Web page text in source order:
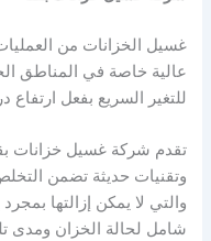
غسيل الخزانات من
عالية خاصة في المناطق
للتغير السريع بفعل ارتفاع
تقدم شركة غسيل خزانات
وتقنيات حديثة تضمن
والتي لا يمكن إزالتها
شامل لحالة الخزان ومدى